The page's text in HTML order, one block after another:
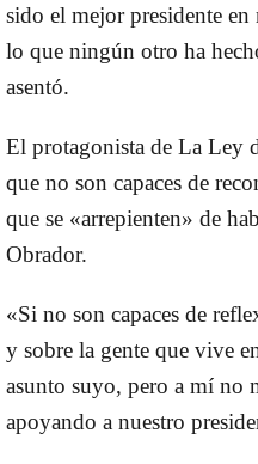
sido el mejor presidente
lo que ningún otro ha
asentó.
El protagonista de La Ley
que no son capaces de
que se «arrepienten» de
Obrador.
«Si no son capaces de
y sobre la gente que vive
asunto suyo, pero a mí
apoyando a nuestro